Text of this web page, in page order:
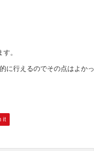
。
に行えるのでその点はよかっ
it